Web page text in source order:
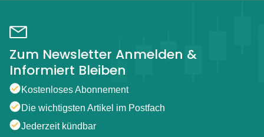
Zum Newsletter Anmelden &
Informiert Bleiben
Kostenloses Abonnement
Die wichtigsten Artikel im Postfach
Jederzeit kündbar